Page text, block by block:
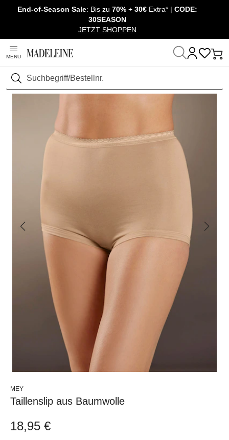
Überspringe Navigation, direkt zum Content
End-of-Season Sale: Bis zu 70% + 30€ Extra* | CODE:
30SEASON
JETZT SHOPPEN
MENU
Suchen
Startseite Mode Wäsche & Homewear
MEY
Taillenslip aus Baumwolle
18,95 €